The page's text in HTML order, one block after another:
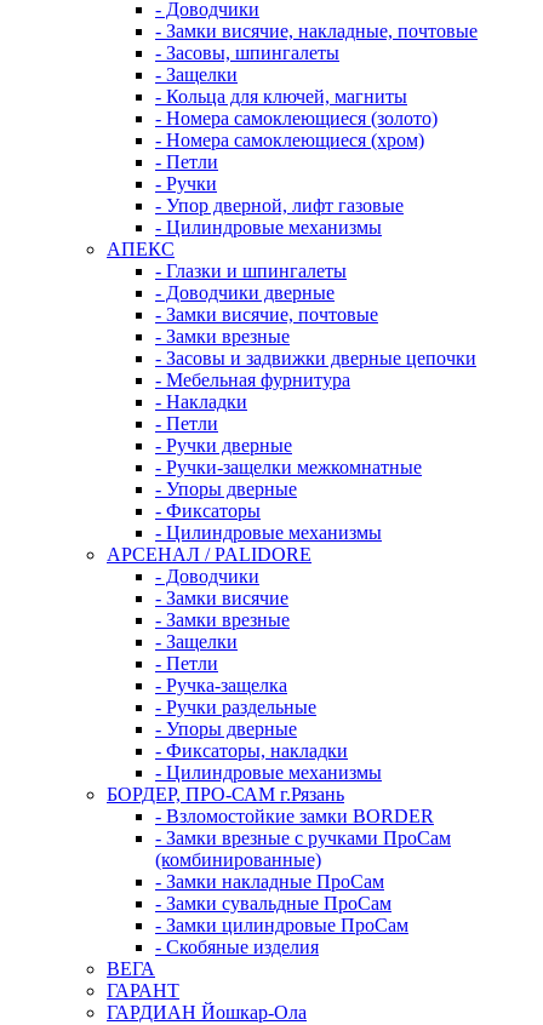
- Доводчики
- Замки висячие, накладные, почтовые
- Засовы, шпингалеты
- Защелки
- Кольца для ключей, магниты
- Номера самоклеющиеся (золото)
- Номера самоклеющиеся (хром)
- Петли
- Ручки
- Упор дверной, лифт газовые
- Цилиндровые механизмы
АПЕКС
- Глазки и шпингалеты
- Доводчики дверные
- Замки висячие, почтовые
- Замки врезные
- Засовы и задвижки дверные цепочки
- Мебельная фурнитура
- Накладки
- Петли
- Ручки дверные
- Ручки-защелки межкомнатные
- Упоры дверные
- Фиксаторы
- Цилиндровые механизмы
АРСЕНАЛ / PALIDORE
- Доводчики
- Замки висячие
- Замки врезные
- Защелки
- Петли
- Ручка-защелка
- Ручки раздельные
- Упоры дверные
- Фиксаторы, накладки
- Цилиндровые механизмы
БОРДЕР, ПРО-САМ г.Рязань
- Взломостойкие замки BORDER
- Замки врезные с ручками ПроСам
(комбинированные)
- Замки накладные ПроСам
- Замки сувальдные ПроСам
- Замки цилиндровые ПроСам
- Скобяные изделия
ВЕГА
ГАРАНТ
ГАРДИАН Йошкар-Ола